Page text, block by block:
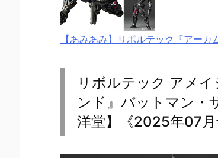
【あみあみ】リボルテック『アーカ
リボルテック アメ
ンド』バットマン・
洋堂】《2025年07月